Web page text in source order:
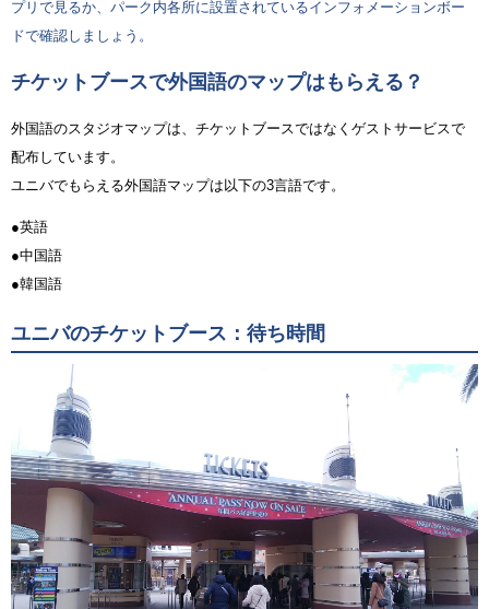
プリで見るか、パーク内各所に設置されているインフォメーションボー
ドで確認しましょう。
チケットブースで外国語のマップはもらえる？
外国語のスタジオマップは、チケットブースではなくゲストサービスで
配布しています。
ユニバでもらえる外国語マップは以下の3言語です。
●英語
●中国語
●韓国語
ユニバのチケットブース：待ち時間